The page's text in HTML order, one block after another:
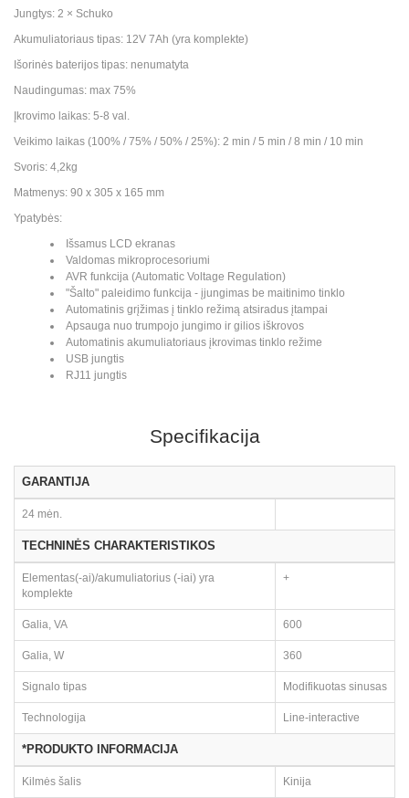
Jungtys: 2 × Schuko
Akumuliatoriaus tipas: 12V 7Ah (yra komplekte)
Išorinės baterijos tipas: nenumatyta
Naudingumas: max 75%
Įkrovimo laikas: 5-8 val.
Veikimo laikas (100% / 75% / 50% / 25%): 2 min / 5 min / 8 min / 10 min
Svoris: 4,2kg
Matmenys: 90 x 305 x 165 mm
Ypatybės:
Išsamus LCD ekranas
Valdomas mikroprocesoriumi
AVR funkcija (Automatic Voltage Regulation)
"Šalto" paleidimo funkcija - įjungimas be maitinimo tinklo
Automatinis grįžimas į tinklo režimą atsiradus įtampai
Apsauga nuo trumpojo jungimo ir gilios iškrovos
Automatinis akumuliatoriaus įkrovimas tinklo režime
USB jungtis
RJ11 jungtis
Specifikacija
GARANTIJA
24 mėn.
TECHNINĖS CHARAKTERISTIKOS
Elementas(-ai)/akumuliatorius (-iai) yra
komplekte
+
Galia, VA 600
Galia, W 360
Signalo tipas Modifikuotas sinusas
Technologija Line-interactive
*PRODUKTO INFORMACIJA
Kilmės šalis Kinija